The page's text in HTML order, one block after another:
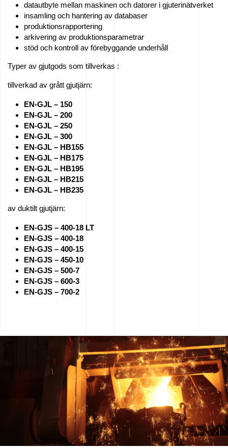
datautbyte mellan maskinen och datorer i gjuterinätverket
insamling och hantering av databaser
produktionsrapportering
arkivering av produktionsparametrar
stöd och kontroll av förebyggande underhåll
Typer av gjutgods som tillverkas :
tillverkad av grått gjutjärn:
EN-GJL – 150
EN-GJL – 200
EN-GJL – 250
EN-GJL – 300
EN-GJL – HB155
EN-GJL – HB175
EN-GJL – HB195
EN-GJL – HB215
EN-GJL – HB235
av duktilt gjutjärn:
EN-GJS – 400-18 LT
EN-GJS – 400-18
EN-GJS – 400-15
EN-GJS – 450-10
EN-GJS – 500-7
EN-GJS – 600-3
EN-GJS – 700-2